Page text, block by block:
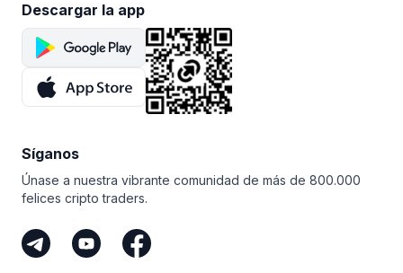
Descargar la app
Síganos
Únase a nuestra vibrante comunidad de más de 800.000
felices cripto traders.